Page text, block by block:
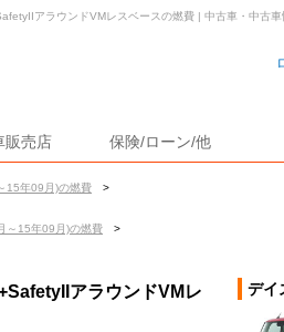
販売店 保険/ローン/他
15年09月)の燃費
>
～15年09月)の燃費
>
アラウンドVMレスベースの燃費 | 中古車・中古
アラウンドVMレ
デイ